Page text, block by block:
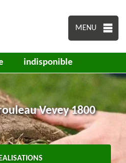
MENU
indisponible
Vevey 1800